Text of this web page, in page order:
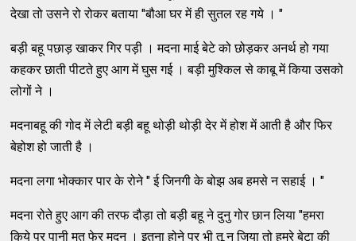
देखा तो उसने रो रोकर बताया "बौआ घर में ही सुतल रह गये । "
बड़ी बहू पछाड़ खाकर गिर पड़ी । मदना माई बेटे को छोड़कर अनर्थ हो गया
कहकर छाती पीटते हुए आग में घुस गई । बड़ी मुश्किल से काबू में किया उसको
लोगों ने ।
मदनाबहू की गोद में लेटी बड़ी बहू थोड़ी थोड़ी देर में होश में आती है और फिर
बेहोश हो जाती है ।
मदना लगा भोक्कार पार के रोने " ई जिनगी के बोझ अब हमसे न सहाई । "
मदना रोते हुए आग की तरफ दौड़ा तो बड़ी बहू ने दुनु गोर छान लिया "हमरा
किये पर पानी मत फेर मदन । इतना होने पर भी तू न जिया तो हमरे बेटा की